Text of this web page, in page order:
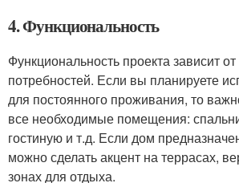
4. Функциональность
Функциональность проекта зависит
потребностей. Если вы планируете
для постоянного проживания, то
все необходимые помещения:
гостиную и т.д. Если дом
можно сделать акцент на террасах,
зонах для отдыха.